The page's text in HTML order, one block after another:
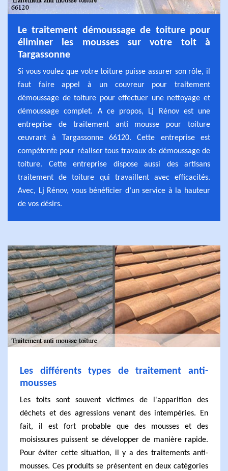
Le traitement démoussage de toiture pour
éliminer les mousses sur votre toit à
Targassonne
Si vous voulez que votre toiture puisse assurer son rôle, il
faut faire appel à un couvreur pour traitement
démoussage de toiture pour effectuer une nettoyage et
démoussage complet. A ce propos, Lj Rénov est une
entreprise de traitement anti mousse pour toiture
œuvrant à Targassonne 66120. Cette entreprise est
compétente pour réaliser tous travaux de démoussage de
toiture. Cette entreprise dispose aussi des artisans
traitement de toiture qui travaillent avec efficacités.
Avec, Lj Rénov, vous bénéficier d’un service à la hauteur
de vos désirs.
Les différents types de traitement anti-
mousses
Les toits sont souvent victimes de l'apparition des
déchets et des agressions venant des intempéries. En
fait, il est fort probable que des mousses et des
moisissures puissent se développer de manière rapide.
Pour éviter cette situation, il y a des traitements anti-
mousses. Ces produits se présentent en deux catégories